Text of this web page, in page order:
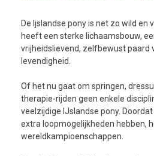
De Ijslandse pony is net zo wild en
heeft een sterke lichaamsbouw,
vrijheidslievend, zelfbewust paard
levendigheid.
Of het nu gaat om springen,
therapie-rijden geen enkele
veelzijdige IJslandse pony.
extra loopmogelijkheden hebben,
wereldkampioenschappen.